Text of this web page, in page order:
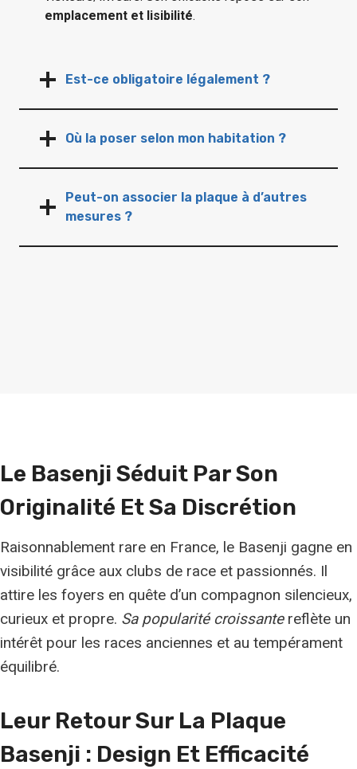
emplacement et lisibilité.
Est-ce obligatoire légalement ?
Où la poser selon mon habitation ?
Peut-on associer la plaque à d’autres
mesures ?
Le Basenji Séduit Par Son
Originalité Et Sa Discrétion
Raisonnablement rare en France, le Basenji gagne en
visibilité grâce aux clubs de race et passionnés. Il
attire les foyers en quête d’un compagnon silencieux,
curieux et propre. Sa popularité croissantereflète un
intérêt pour les races anciennes et au tempérament
équilibré.
Leur Retour Sur La Plaque
Basenji : Design Et Efficacité